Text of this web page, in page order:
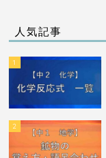
人気記事
1
2